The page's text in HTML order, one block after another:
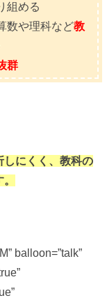
組める
数や理科など教
群
しにくく、教科の
balloon=”talk”